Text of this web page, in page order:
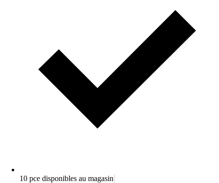
10 pce disponibles au magasin